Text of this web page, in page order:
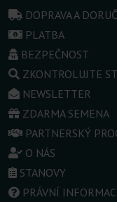
DOPRAVA A
PLATBA
BEZPEČNOST
ZKONTROLUJTE
NEWSLETTER
ZDARMA SEMENA
PARTNERSKÝ
O NÁS
STANOVY
PRÁVNÍ